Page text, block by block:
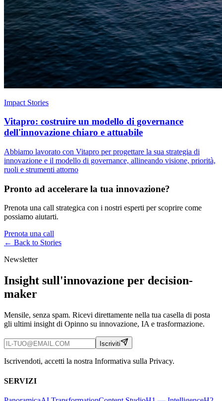
Impact Stories
Vitapro: costruire un modello di governance
dell'innovazione chiaro e attuabile
Abbiamo lavorato con Vitapro per progettare la sua strategia di
innovazione e il modello di governance, allineando visione, priorità,
ruoli e strumenti attorno
Pronto ad accelerare la tua innovazione?
Prenota una call strategica con i nostri esperti per scoprire come
possiamo aiutarti.
Prenota una call
← Back to Stories
Newsletter
Insight sull'innovazione per decision-
maker
Mensile, senza spam. Ricevi direttamente nella tua casella di posta
gli ultimi insight di Opinno su innovazione, IA e trasformazione.
Iscriviti
Iscrivendoti, accetti la nostra Informativa sulla Privacy.
SERVIZI